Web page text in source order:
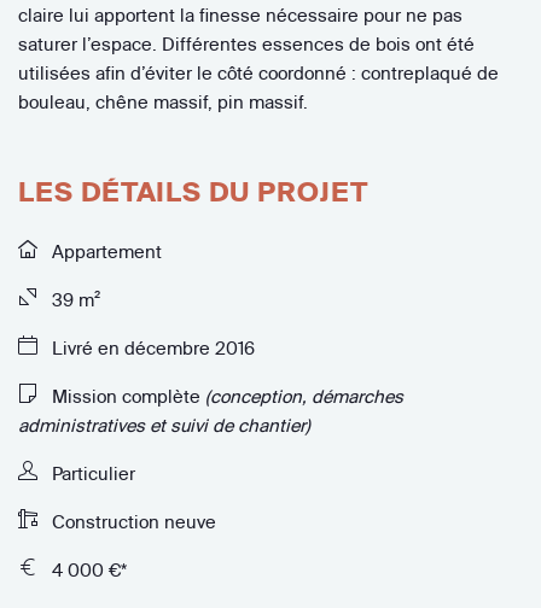
claire lui apportent la finesse nécessaire pour ne pas
saturer l’espace. Différentes essences de bois ont été
utilisées afin d’éviter le côté coordonné : contreplaqué de
bouleau, chêne massif, pin massif.
LES DÉTAILS DU PROJET
Appartement
39 m²
Livré en décembre 2016
Mission complète (conception, démarches
administratives et suivi de chantier)
Particulier
Construction neuve
4 000 €*